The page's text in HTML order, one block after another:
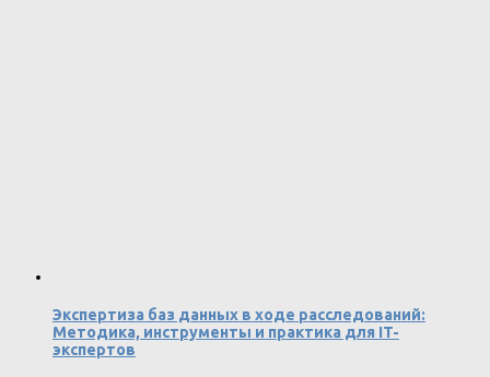
Экспертиза баз данных в ходе расследований:
Методика, инструменты и практика для IT-
экспертов